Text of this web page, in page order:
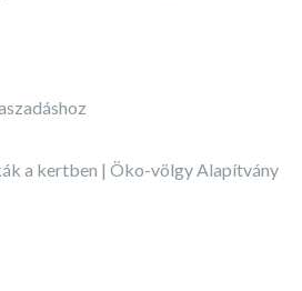
a kertben | Öko-völgy Alapítvány